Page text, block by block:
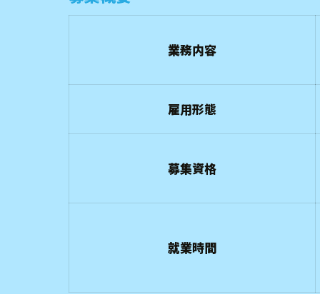
業務内容
雇用形態
募集資格
就業時間